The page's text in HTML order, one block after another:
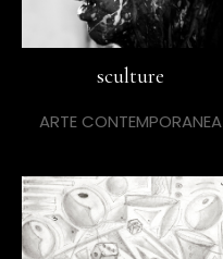
sculture
ARTE CONTEMPORANEA